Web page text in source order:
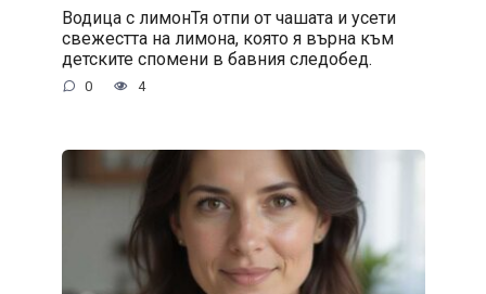
Водица с лимонТя отпи от чашата и усети
свежестта на лимона, която я върна към
детските спомени в бавния следобед.
0 4